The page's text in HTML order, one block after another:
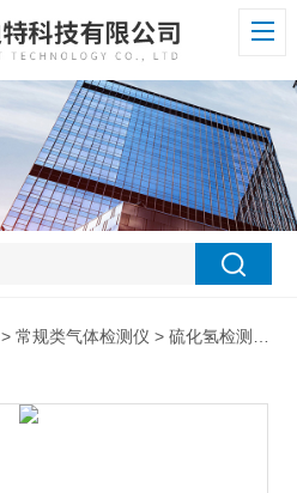
>常规类气体检测仪 >硫化氢检测仪